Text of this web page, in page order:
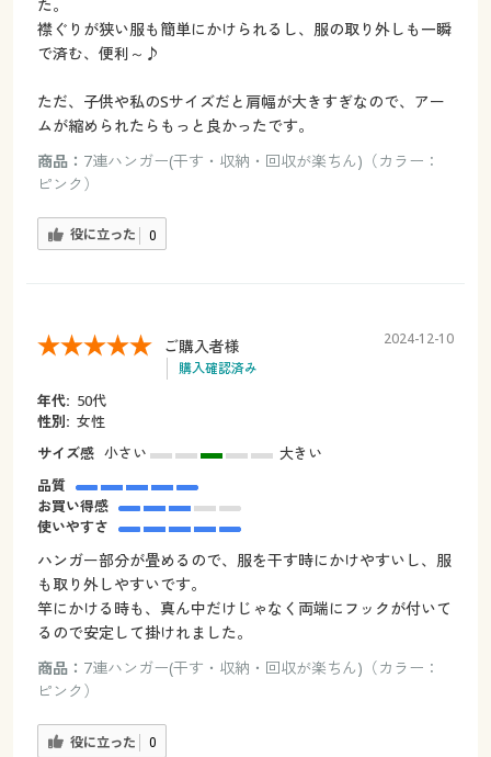
た。
襟ぐりが狭い服も簡単にかけられるし、服の取り外しも一瞬
で済む、便利～♪
ただ、子供や私のSサイズだと肩幅が大きすぎなので、アー
ムが縮められたらもっと良かったです。
商品： 7連ハンガー(干す・収納・回収が楽ちん)（カラー：
ピンク）
役に立った 0
ご購入者様
購入確認済み
2024-12-10
年代: 50代
性別: 女性
サイズ感 小さい
大きい
品質
お買い得感
使いやすさ
ハンガー部分が畳めるので、服を干す時にかけやすいし、服
も取り外しやすいです。
竿にかける時も、真ん中だけじゃなく両端にフックが付いて
るので安定して掛けれました。
商品： 7連ハンガー(干す・収納・回収が楽ちん)（カラー：
ピンク）
役に立った 0